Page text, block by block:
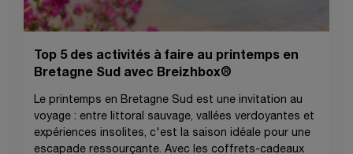
Top 5 des activités à faire au printemps en
Bretagne Sud avec Breizhbox®
Le printemps en Bretagne Sud est une invitation au
voyage : entre littoral sauvage, vallées verdoyantes et
expériences insolites, c'est la saison idéale pour une
escapade ressourçante. Avec les coffrets-cadeaux